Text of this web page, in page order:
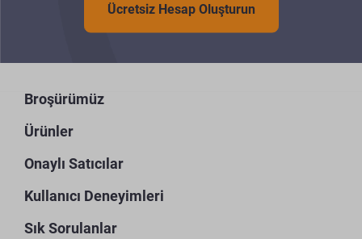
Ücretsiz Hesap Oluşturun
Broşürümüz
Ürünler
Onaylı Satıcılar
Kullanıcı Deneyimleri
Sık Sorulanlar